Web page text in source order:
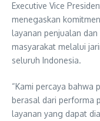
Executive Vice
menegaskan
layanan penjualan
masyarakat melalui
seluruh Indonesia.
“Kami percaya bahwa
berasal dari performa
layanan yang dapat